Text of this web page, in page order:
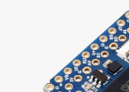
带
CD带音箱不带
1.85寸触摸屏L
CD带音箱
1.8